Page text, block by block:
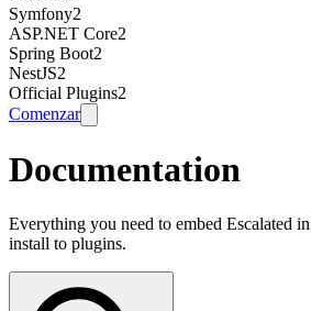
Symfony2
ASP.NET Core2
Spring Boot2
NestJS2
Official Plugins2
Comenzar
Documentation
Everything you need to embed Escalated
install to plugins.